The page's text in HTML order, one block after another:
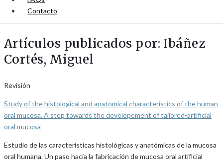
Contacto
Artículos publicados por: Ibáñez
Cortés, Miguel
Revisión
Study of the histological and anatomical characteristics of the human
oral mucosa. A step towards the developement of tailored-artificial
oral mucosa
Estudio de las características histológicas y anatómicas de la mucosa
oral humana. Un paso hacia la fabricación de mucosa oral artificial